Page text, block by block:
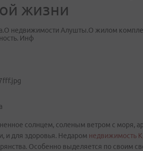
жизни
недвижимости Алушты.О жилом
Инф
солнцем, соленым ветром с моря,
и для здоровья. Недаром недвижимость
Особенно выделяется по своим